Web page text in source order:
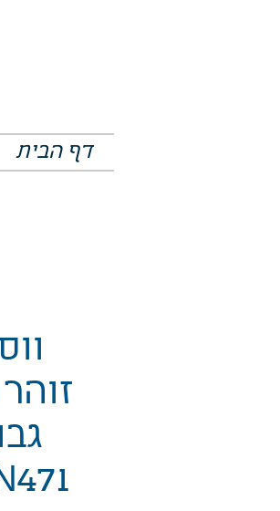
דף הבית